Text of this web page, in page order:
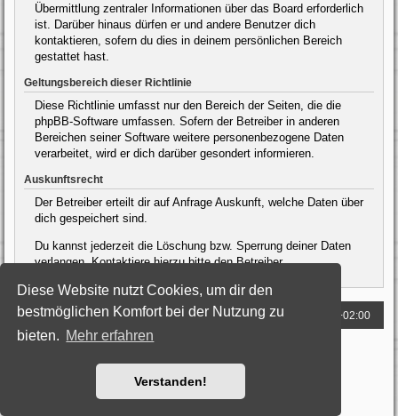
Diese Website nutzt Cookies, um dir den
bestmöglichen Komfort bei der Nutzung zu
bieten. Mehr erfahren
Verstanden!
Übermittlung zentraler Informationen über das Board erforderlich
ist. Darüber hinaus dürfen er und andere Benutzer dich
kontaktieren, sofern du dies in deinem persönlichen Bereich
gestattet hast.
Geltungsbereich dieser Richtlinie
Diese Richtlinie umfasst nur den Bereich der Seiten, die die
phpBB-Software umfassen. Sofern der Betreiber in anderen
Bereichen seiner Software weitere personenbezogene Daten
verarbeitet, wird er dich darüber gesondert informieren.
Auskunftsrecht
Der Betreiber erteilt dir auf Anfrage Auskunft, welche Daten über
dich gespeichert sind.
Du kannst jederzeit die Löschung bzw. Sperrung deiner Daten
verlangen. Kontaktiere hierzu bitte den Betreiber.
Foren-Übersicht Alle Zeiten sind UTC+02:00
Powered byphpBB® Forum Software © phpBB Limited
Deutsche Übersetzung durchphpBB.de
Style: Black-Silver by Joyce&Luna
phpBB-Style-Design
Nutzungsbedingungen